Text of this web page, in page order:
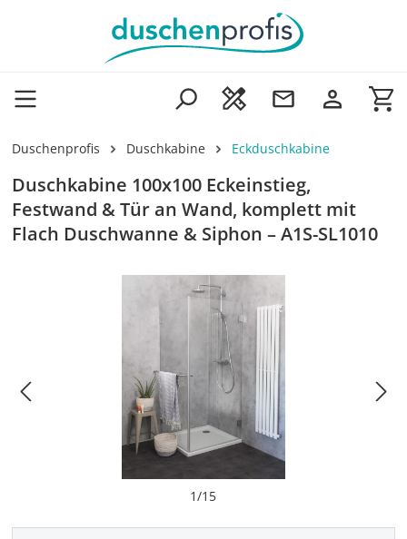
Zum Hauptinhalt springen
Duschenprofis Duschkabine Eckduschkabine
Duschkabine 100x100 Eckeinstieg,
Festwand & Tür an Wand, komplett mit
Flach Duschwanne & Siphon – A1S-SL1010
Bildergalerie überspringen
1/15